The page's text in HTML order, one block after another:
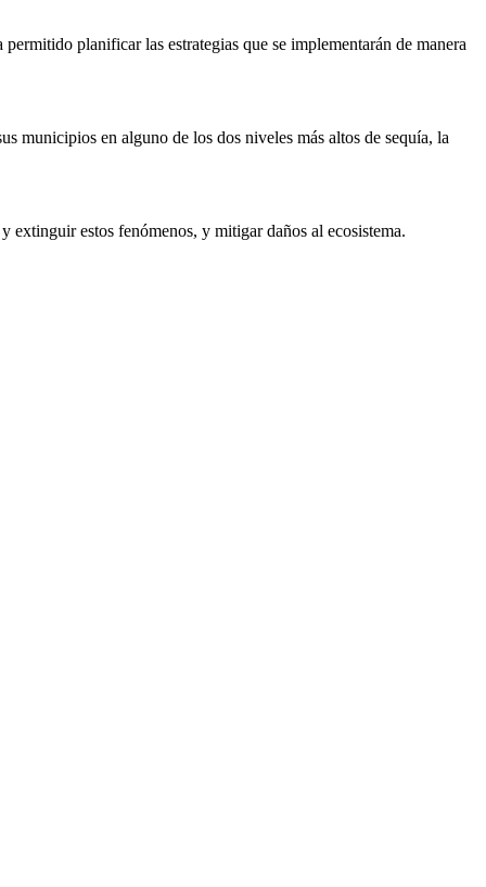
planificar las estrategias que se implementarán de manera
municipios en alguno de los dos niveles más altos de sequía, la
estos fenómenos, y mitigar daños al ecosistema.